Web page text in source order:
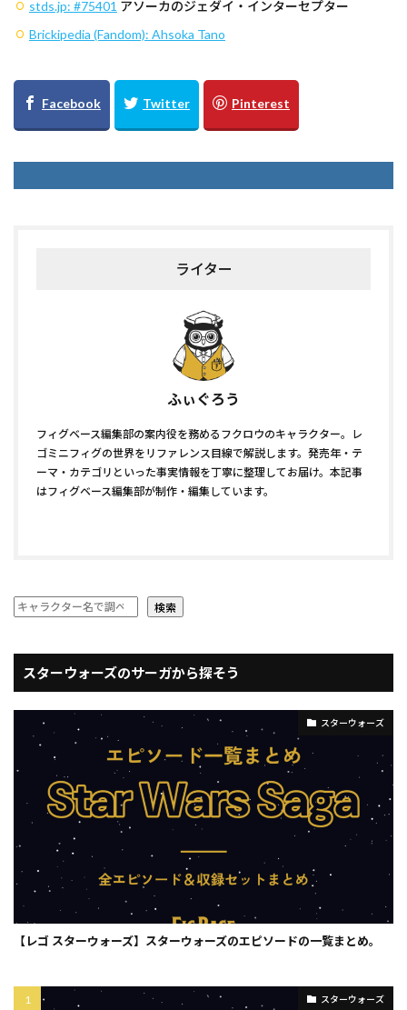
stds.jp: #75401 アソーカのジェダイ・インターセプター
Brickipedia (Fandom): Ahsoka Tano
ライター
ふぃぐろう
フィグベース編集部の案内役を務めるフクロウのキャラクター。レ
ゴミニフィグの世界をリファレンス目線で解説します。発売年・テ
ーマ・カテゴリといった事実情報を丁寧に整理してお届け。本記事
はフィグベース編集部が制作・編集しています。
検索
スターウォーズのサーガから探そう
スターウォーズ
【レゴ スターウォーズ】スターウォーズのエピソードの一覧まとめ。
スターウォーズ